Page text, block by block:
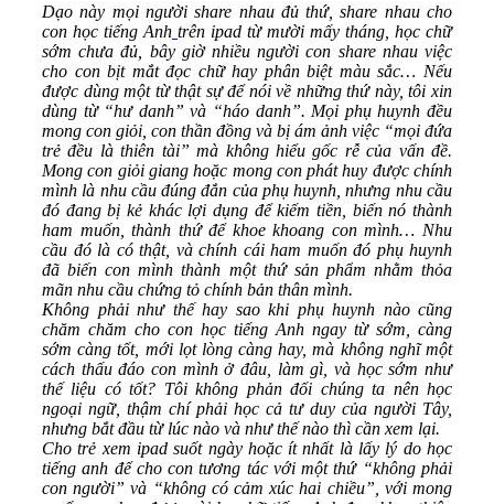
Dạo này mọi người share nhau đủ thứ, share nhau cho
con học tiếng Anh trên ipad từ mười mấy tháng, học chữ
sớm chưa đủ, bây giờ nhiều người con share nhau việc
cho con bịt mắt đọc chữ hay phân biệt màu sắc… Nếu
được dùng một từ thật sự để nói về những thứ này, tôi xin
dùng từ “hư danh” và “háo danh”. Mọi phụ huynh đều
mong con giỏi, con thần đồng và bị ám ảnh việc “mọi đứa
trẻ đều là thiên tài” mà không hiểu gốc rễ của vấn đề.
Mong con giỏi giang hoặc mong con phát huy được chính
mình là nhu cầu đúng đắn của phụ huynh, nhưng nhu cầu
đó đang bị kẻ khác lợi dụng để kiếm tiền, biến nó thành
ham muốn, thành thứ để khoe khoang con mình… Nhu
cầu đó là có thật, và chính cái ham muốn đó phụ huynh
đã biến con mình thành một thứ sản phẩm nhằm thỏa
mãn nhu cầu chứng tỏ chính bản thân mình.
Không phải như thế hay sao khi phụ huynh nào cũng
chăm chăm cho con học tiếng Anh ngay từ sớm, càng
sớm càng tốt, mới lọt lòng càng hay, mà không nghĩ một
cách thấu đáo con mình ở đâu, làm gì, và học sớm như
thế liệu có tốt? Tôi không phản đối chúng ta nên học
ngoại ngữ, thậm chí phải học cả tư duy của người Tây,
nhưng bắt đầu từ lúc nào và như thế nào thì cần xem lại.
Cho trẻ xem ipad suốt ngày hoặc ít nhất là lấy lý do học
tiếng anh để cho con tương tác với một thứ “không phải
con người” và “không có cảm xúc hai chiều”, với mong